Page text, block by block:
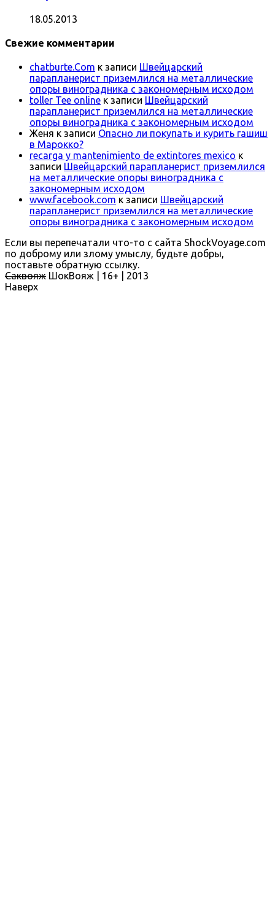
18.05.2013
Свежие комментарии
chatburte.Com к записи Швейцарский
парапланерист приземлился на металлические
опоры виноградника с закономерным исходом
toller Tee online к записи Швейцарский
парапланерист приземлился на металлические
опоры виноградника с закономерным исходом
Женя к записи Опасно ли покупать и курить гашиш
в Марокко?
recarga y mantenimiento de extintores mexico к
записи Швейцарский парапланерист приземлился
на металлические опоры виноградника с
закономерным исходом
www.facebook.com к записи Швейцарский
парапланерист приземлился на металлические
опоры виноградника с закономерным исходом
Если вы перепечатали что-то с сайта ShockVoyage.com
по доброму или злому умыслу, будьте добры,
поставьте обратную ссылку.
Саквояж ШокВояж | 16+ | 2013
Наверх